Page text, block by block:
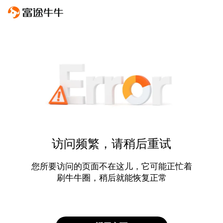
访问频繁，请稍后重试
您所要访问的页面不在这儿，它可能正忙着
刷牛牛圈，稍后就能恢复正常